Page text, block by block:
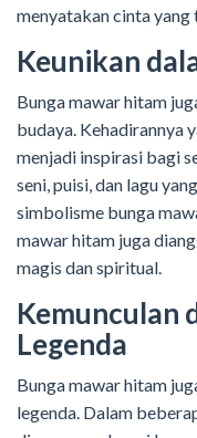
menyatakan cinta yang
Keunikan
Bunga mawar hitam
budaya. Kehadirannya
menjadi inspirasi bagi
seni, puisi, dan lagu
simbolisme bunga
mawar hitam juga
magis dan spiritual.
Kemunculan
Legenda
Bunga mawar hitam
legenda. Dalam